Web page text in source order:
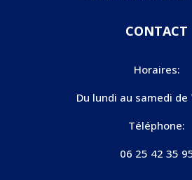
CONTACT
Horaires:
Du lundi au samedi de
Téléphone:
06 25 42 35